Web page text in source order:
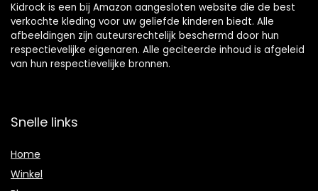
Kidrock is een bij Amazon aangesloten website die de best
verkochte kleding voor uw geliefde kinderen biedt. Alle
afbeeldingen zijn auteursrechtelijk beschermd door hun
respectievelijke eigenaren. Alle geciteerde inhoud is afgeleid
van hun respectievelijke bronnen.
Snelle links
Home
Winkel